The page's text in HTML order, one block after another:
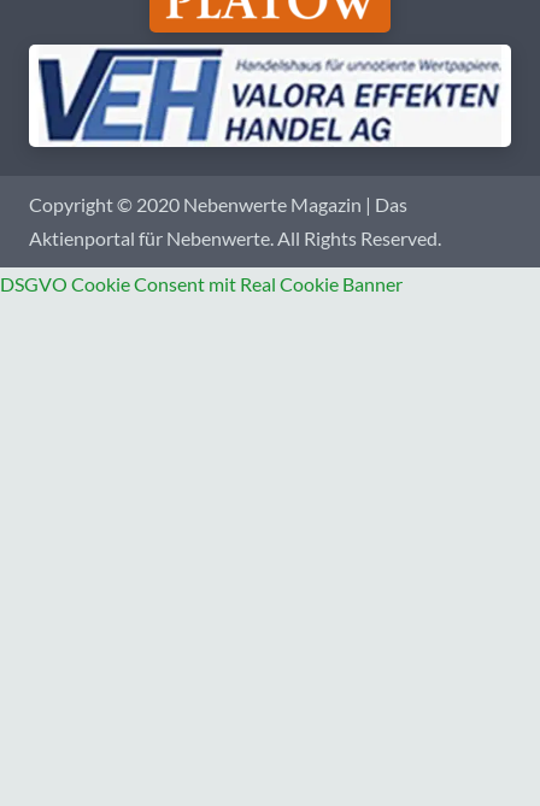
Copyright © 2020 Nebenwerte Magazin | Das
Aktienportal für Nebenwerte. All Rights Reserved.
DSGVO Cookie Consent mit Real Cookie Banner